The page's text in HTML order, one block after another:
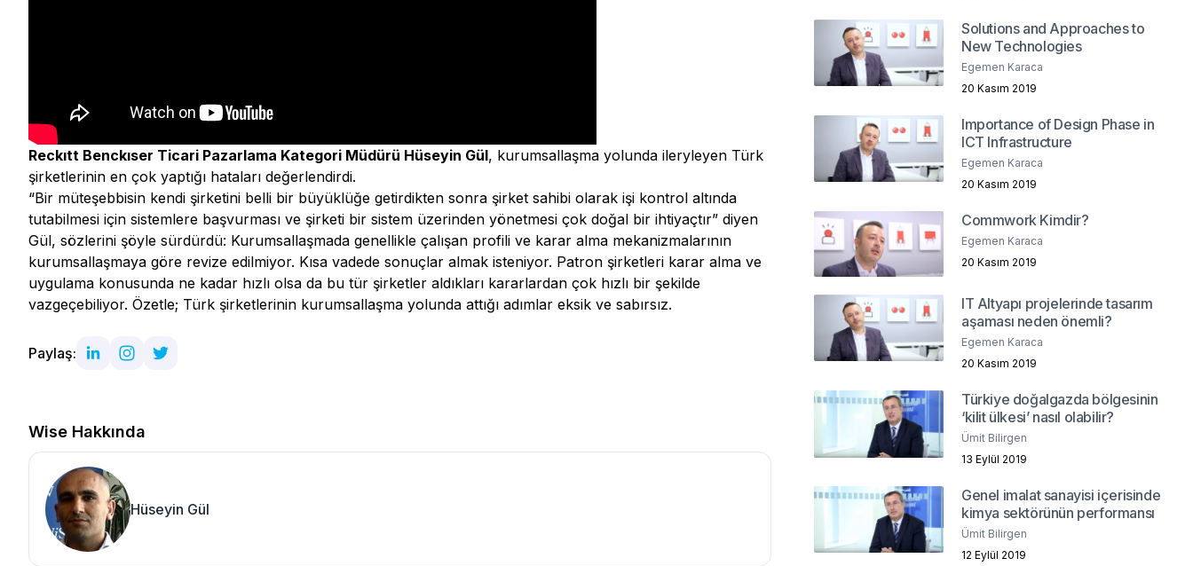
Reckıtt Benckıser Ticari Pazarlama Kategori Müdürü Hüseyin Gül, kurumsallaşma yolunda ileryleyen Türk
şirketlerinin en çok yaptığı hataları değerlendirdi.
“Bir müteşebbisin kendi şirketini belli bir büyüklüğe getirdikten sonra şirket sahibi olarak işi kontrol altında
tutabilmesi için sistemlere başvurması ve şirketi bir sistem üzerinden yönetmesi çok doğal bir ihtiyaçtır” diyen
Gül, sözlerini şöyle sürdürdü: Kurumsallaşmada genellikle çalışan profili ve karar alma mekanizmalarının
kurumsallaşmaya göre revize edilmiyor. Kısa vadede sonuçlar almak isteniyor. Patron şirketleri karar alma ve
uygulama konusunda ne kadar hızlı olsa da bu tür şirketler aldıkları kararlardan çok hızlı bir şekilde
vazgeçebiliyor. Özetle; Türk şirketlerinin kurumsallaşma yolunda attığı adımlar eksik ve sabırsız.
Paylaş:
Wise Hakkında
Hüseyin Gül
Solutions and Approaches to
New Technologies
Egemen Karaca
20 Kasım 2019
Importance of Design Phase in
ICT Infrastructure
Egemen Karaca
20 Kasım 2019
Commwork Kimdir?
Egemen Karaca
20 Kasım 2019
IT Altyapı projelerinde tasarım
aşaması neden önemli?
Egemen Karaca
20 Kasım 2019
Türkiye doğalgazda bölgesinin
‘kilit ülkesi’ nasıl olabilir?
Ümit Bilirgen
13 Eylül 2019
Genel imalat sanayisi içerisinde
kimya sektörünün performansı
Ümit Bilirgen
12 Eylül 2019